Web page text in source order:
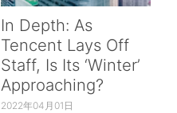
In Depth: As
Tencent Lays Off
Staff, Is Its ‘Winter’
Approaching?
2022年04月01日